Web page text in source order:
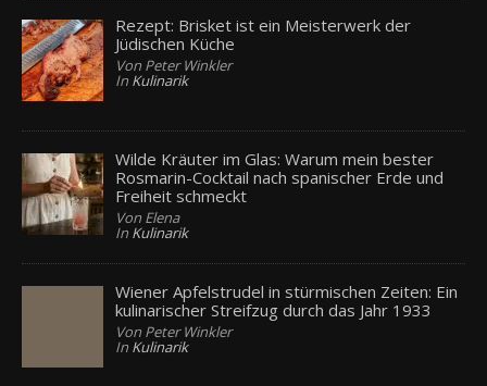
Rezept: Brisket ist ein Meisterwerk der
Jüdischen Küche
Von Peter Winkler
In Kulinarik
Wilde Kräuter im Glas: Warum mein bester
Rosmarin-Cocktail nach spanischer Erde und
Freiheit schmeckt
Von Elena
In Kulinarik
Wiener Apfelstrudel in stürmischen Zeiten: Ein
kulinarischer Streifzug durch das Jahr 1933
Von Peter Winkler
In Kulinarik